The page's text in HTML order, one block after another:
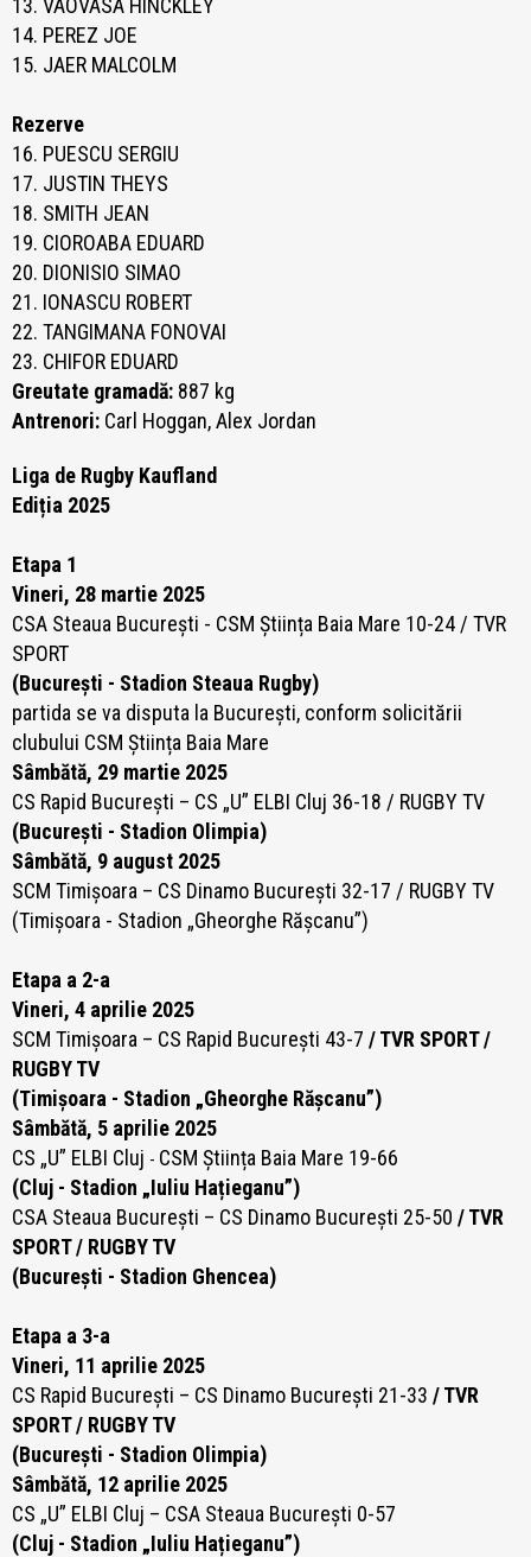
13. VAOVASA HINCKLEY
14. PEREZ JOE
15. JAER MALCOLM
Rezerve
16. PUESCU SERGIU
17. JUSTIN THEYS
18. SMITH JEAN
19. CIOROABA EDUARD
20. DIONISIO SIMAO
21. IONASCU ROBERT
22. TANGIMANA FONOVAI
23. CHIFOR EDUARD
Greutate gramadă: 887 kg
Antrenori: Carl Hoggan, Alex Jordan
Liga de Rugby Kaufland
Ediția 2025
Etapa 1
Vineri, 28 martie 2025
CSA Steaua București - CSM Știința Baia Mare 10-24 / TVR
SPORT
(București - Stadion Steaua Rugby)
partida se va disputa la București, conform solicitării
clubului CSM Știința Baia Mare
Sâmbătă, 29 martie 2025
CS Rapid București – CS „U” ELBI Cluj 36-18 / RUGBY TV
(București - Stadion Olimpia)
Sâmbătă, 9 august 2025
SCM Timișoara – CS Dinamo București 32-17 / RUGBY TV
(Timișoara - Stadion „Gheorghe Rășcanu”)
Etapa a 2-a
Vineri, 4 aprilie 2025
SCM Timișoara – CS Rapid București 43-7 / TVR SPORT /
RUGBY TV
(Timișoara - Stadion „Gheorghe Rășcanu”)
Sâmbătă, 5 aprilie 2025
CS „U” ELBI Cluj - CSM Știința Baia Mare 19-66
(Cluj - Stadion „Iuliu Hațieganu”)
CSA Steaua București – CS Dinamo București 25-50 / TVR
SPORT / RUGBY TV
(București - Stadion Ghencea)
Etapa a 3-a
Vineri, 11 aprilie 2025
CS Rapid București – CS Dinamo București 21-33 / TVR
SPORT / RUGBY TV
(București - Stadion Olimpia)
Sâmbătă, 12 aprilie 2025
CS „U” ELBI Cluj – CSA Steaua București 0-57
(Cluj - Stadion „Iuliu Hațieganu”)